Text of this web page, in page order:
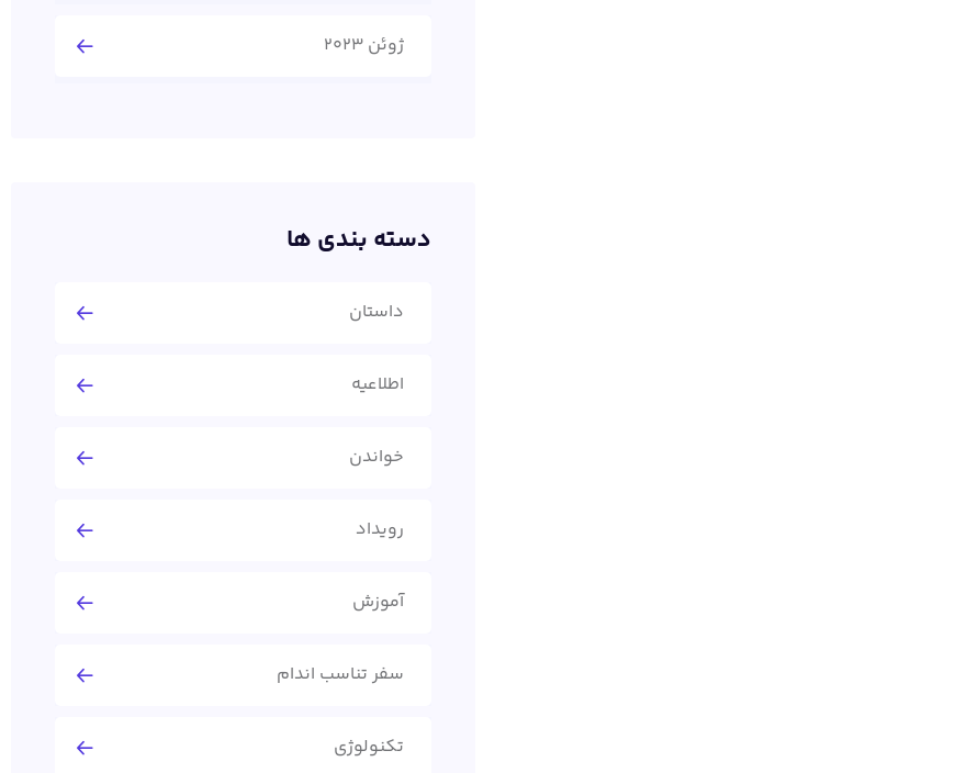
ژوئن 2023
دسته بندی ها
داستان
اطلاعیه
خواندن
رویداد
آموزش
سفر تناسب اندام
تکنولوژی